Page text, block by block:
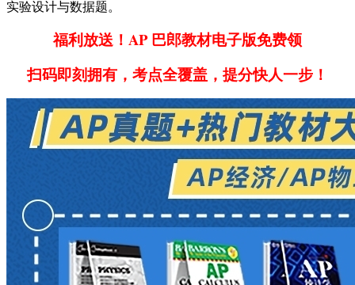
实验设计与数据题。
福利放送！AP 巴郎教材电子版免费领
扫码即刻拥有，考点全覆盖，提分快人一步！